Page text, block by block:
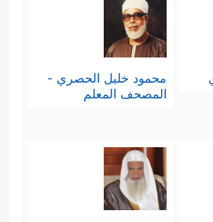
لَّعَلَّهُمۡ یَتَذَكَّرُونَ﴾
محمود خليل الحصري -
المصحف المعلم